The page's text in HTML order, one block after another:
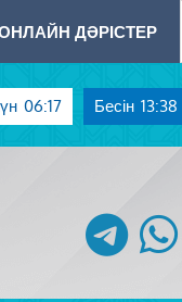
ДӘРІСТЕР
06:17 Бесін 13:38
telegram